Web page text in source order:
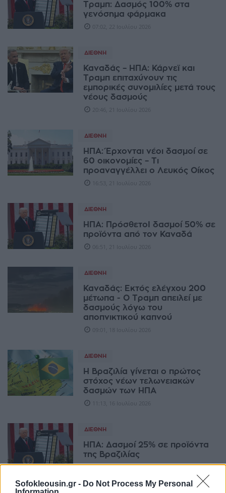
Sofokleousin.gr - Do Not Process My Personal
Τραμπ: Δασμός 100% στα
γενόσημα φάρμακα
07:02, 22 Ιουλίου 2026
ΔΙΕΘΝΉ
Καναδάς – ΗΠΑ: Κάρνεϊ και
Τραμπ επιταχύνουν τις
εμπορικές συνομιλίες μετά τους
νέους δασμούς
20:46, 21 Ιουλίου 2026
ΔΙΕΘΝΉ
ΗΠΑ: Έρχονται νέοι δασμοί σε
60 οικονομίες – Τι
προαναγγέλλει ο Λευκός Οίκος
16:53, 21 Ιουλίου 2026
ΔΙΕΘΝΉ
ΗΠΑ: ΠρόσθετοΙ δασμοί 50% σε
προϊόντα από τον Καναδά
06:51, 21 Ιουλίου 2026
ΔΙΕΘΝΉ
Καναδάς: Εκτός ελέγχου 200
μέτωπα - Ο Τραμπ απειλεί με
δασμούς λόγω του
αποπνικτικού καπνού
09:01, 18 Ιουλίου 2026
ΔΙΕΘΝΉ
Η Βραζιλία γίνεται ο πρώτος
στόχος νέων τελωνειακών
δασμών των ΗΠΑ
11:13, 16 Ιουλίου 2026
ΔΙΕΘΝΉ
ΗΠΑ: Δασμοί 25% σε προϊόντα
της Βραζιλίας
07:32, 16 Ιουλίου 2026